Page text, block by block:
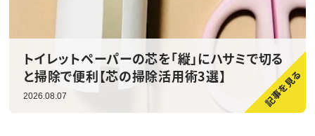
トイレットペーパーの芯を「縦」にハサミで切る
と掃除で便利【芯の掃除活用術3選】
2026.08.07